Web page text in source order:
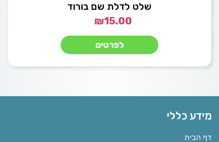
שלט לדלת שם בורוד
₪15.00
לפרטים
מידע כללי
דף הבית